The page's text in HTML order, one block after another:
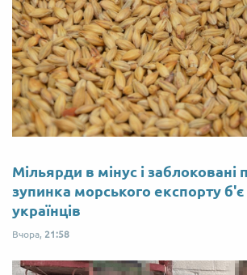
Мільярди в мінус і заблоковані
зупинка морського експорту
українців
Вчора, 21:58